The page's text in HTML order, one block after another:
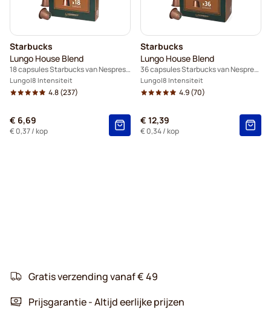
Starbucks
Lungo House Blend
18 capsules Starbucks van Nespresso®
Lungo 8 Intensiteit
4.8(237)
€ 6,69
€ 0,37/ kop
Starbucks
Lungo House Blend
36 capsules Starbucks van Nespresso®
Lungo 8 Intensiteit
4.9(70)
€ 12,39
€ 0,34/ kop
Gratis verzending vanaf € 49
Prijsgarantie - Altijd eerlijke prijzen